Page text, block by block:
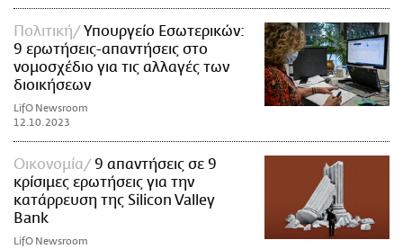
Πολιτική
Υπουργείο Εσωτερικών:
9 ερωτήσεις-απαντήσεις στο
νομοσχέδιο για τις αλλαγές των
διοικήσεων
LifO Newsroom
12.10.2023
Οικονομία
9 απαντήσεις σε 9
κρίσιμες ερωτήσεις για την
κατάρρευση της Silicon Valley
Bank
LifO Newsroom